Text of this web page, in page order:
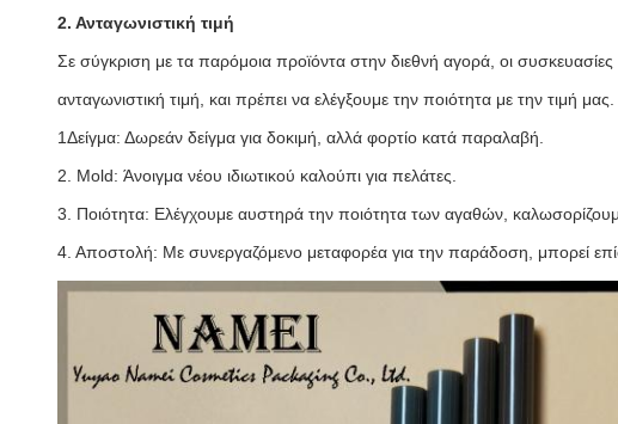
2. Ανταγωνιστική τιμή
Σε σύγκριση με τα παρόμοια προϊόντα στην διεθνή αγορά, οι συσκευασίες
ανταγωνιστική τιμή, και πρέπει να ελέγξουμε την ποιότητα με την τιμή μας.
1Δείγμα: Δωρεάν δείγμα για δοκιμή, αλλά φορτίο κατά παραλαβή.
2. Mold: Άνοιγμα νέου ιδιωτικού καλούπι για πελάτες.
3. Ποιότητα: Ελέγχουμε αυστηρά την ποιότητα των αγαθών,
4. Αποστολή: Με συνεργαζόμενο μεταφορέα για την παράδοση, μπορεί